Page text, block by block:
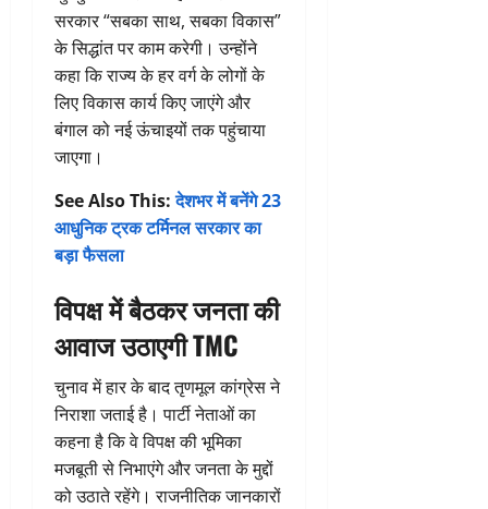
सरकार “सबका साथ, सबका विकास”
के सिद्धांत पर काम करेगी। उन्होंने
कहा कि राज्य के हर वर्ग के लोगों के
लिए विकास कार्य किए जाएंगे और
बंगाल को नई ऊंचाइयों तक पहुंचाया
जाएगा।
See Also This:देशभर में बनेंगे 23
आधुनिक ट्रक टर्मिनल सरकार का
बड़ा फैसला
विपक्ष में बैठकर जनता की
आवाज उठाएगी TMC
चुनाव में हार के बाद तृणमूल कांग्रेस ने
निराशा जताई है। पार्टी नेताओं का
कहना है कि वे विपक्ष की भूमिका
मजबूती से निभाएंगे और जनता के मुद्दों
को उठाते रहेंगे। राजनीतिक जानकारों